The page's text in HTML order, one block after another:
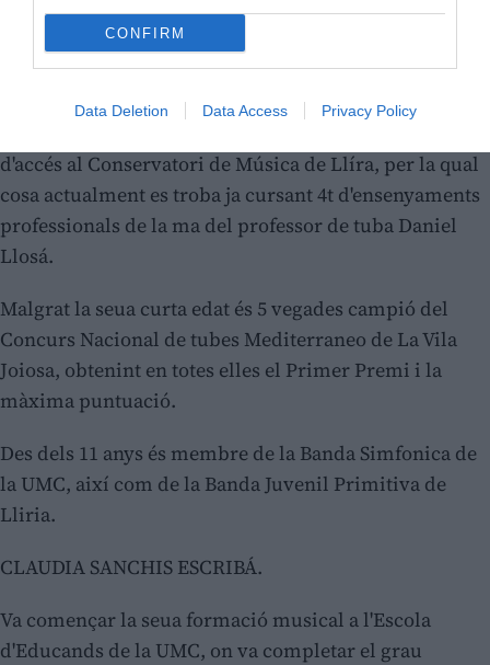
CONFIRM
Data Deletion Data Access Privacy Policy
Nascut en 2.009, comença els seus estudis elementals
de tuba en el si de la UMC amb el professor Antonio
d'accés al Conservatori de Música de Llíra, per la qual
cosa actualment es troba ja cursant 4t d'ensenyaments
professionals de la ma del professor de tuba Daniel
Llosá.
Malgrat la seua curta edat és 5 vegades campió del
Concurs Nacional de tubes Mediterraneo de La Vila
Joiosa, obtenint en totes elles el Primer Premi i la
màxima puntuació.
Des dels 11 anys és membre de la Banda Simfonica de
la UMC, així com de la Banda Juvenil Primitiva de
Lliria.
CLAUDIA SANCHIS ESCRIBÁ.
Va començar la seua formació musical a l'Escola
d'Educands de la UMC, on va completar el grau